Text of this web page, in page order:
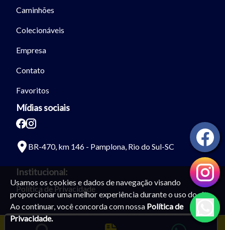
Usamos os cookies e dados de navegação visando
proporcionar uma melhor experiência durante o uso do site.
Ao continuar, você concorda com nossa Política de
Privacidade.
Caminhões
Colecionáveis
Empresa
Contato
Favoritos
Mídias sociais
BR-470, km 146 - Pamplona, Rio do Sul-SC
Institucional:
Política de Privacidade